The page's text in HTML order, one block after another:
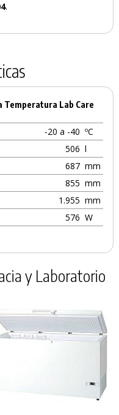
.
Lab Care
-20 a -40 ºC
506 l
687 mm
855 mm
1.955 mm
576 W
y Laboratorio